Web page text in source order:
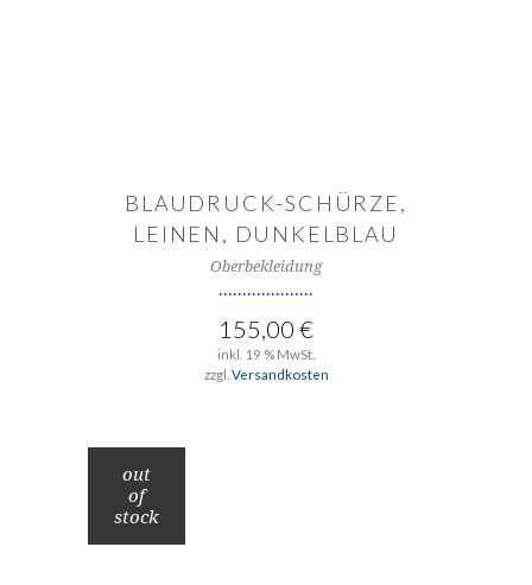
BLAUDRUCK-SCHÜRZE,
LEINEN, DUNKELBLAU
Oberbekleidung
155,00 €
inkl. 19 % MwSt.
zzgl. Versandkosten
out
of
stock